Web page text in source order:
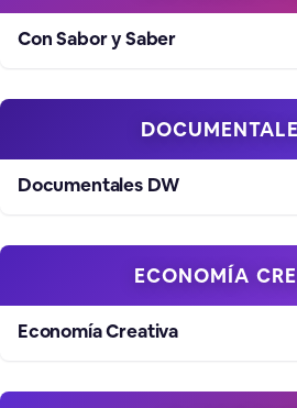
Con Sabor y Saber
Documentales DW
ECONOMÍA
Economía Creativa